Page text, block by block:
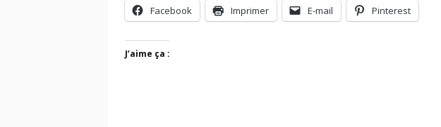
Facebook Imprimer E-mail Pinterest
J’aime ça :